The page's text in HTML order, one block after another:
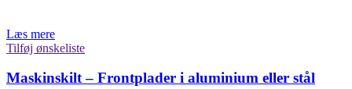
Læs mere
Tilføj ønskeliste
Maskinskilt – Frontplader i aluminium eller stål